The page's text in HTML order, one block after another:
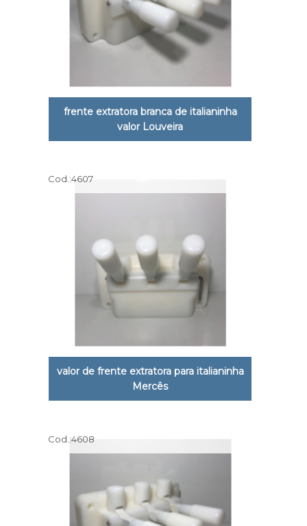
frente extratora branca de italianinha
valor Louveira
Cod.:4607
valor de frente extratora para italianinha
Mercês
Cod.:4608